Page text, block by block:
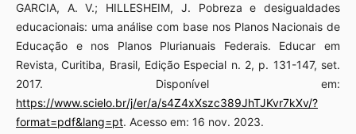
GARCIA, A. V.; HILLESHEIM, J. Pobreza e desigualdades
educacionais: uma análise com base nos Planos Nacionais de
Educação e nos Planos Plurianuais Federais. Educar em
Revista, Curitiba, Brasil, Edição Especial n. 2, p. 131-147, set.
2017. Disponível em:
https://www.scielo.br/j/er/a/s4Z4xXszc389JhTJKvr7kXv/?
format=pdf&lang=pt. Acesso em: 16 nov. 2023.